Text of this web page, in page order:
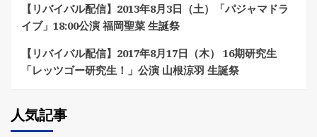
【リバイバル配信】2013年8月3日（土）「パジャマドラ
イブ」18:00公演 福岡聖菜 生誕祭
【リバイバル配信】2017年8月17日（木） 16期研究生
「レッツゴー研究生！」公演 山根涼羽 生誕祭
人気記事